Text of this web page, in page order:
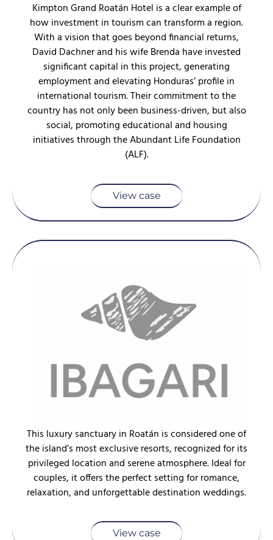
Kimpton Grand Roatán Hotel is a clear example of
how investment in tourism can transform a region.
With a vision that goes beyond financial returns,
David Dachner and his wife Brenda have invested
significant capital in this project, generating
employment and elevating Honduras’ profile in
international tourism. Their commitment to the
country has not only been business-driven, but also
social, promoting educational and housing
initiatives through the Abundant Life Foundation
(ALF).
View case
This luxury sanctuary in Roatán is considered one of
the island’s most exclusive resorts, recognized for its
privileged location and serene atmosphere. Ideal for
couples, it offers the perfect setting for romance,
relaxation, and unforgettable destination weddings.
View case